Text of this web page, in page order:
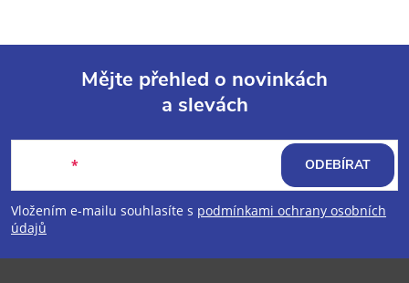
p
a
Mějte přehled o novinkách
a slevách
Vložením e-mailu souhlasíte s podmínkami ochrany osobních
údajů
ODEBÍRAT